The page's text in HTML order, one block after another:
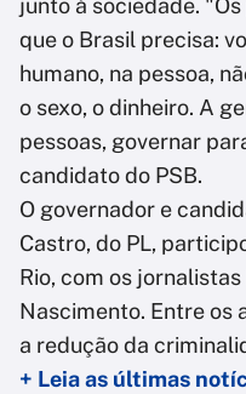
junto à sociedade.
que o Brasil precisa:
humano, na pessoa,
o sexo, o dinheiro. A
pessoas, governar
candidato do PSB.
O governador e
Castro, do PL,
Rio, com os
Nascimento. Entre os
a redução da
+ Leia as últimas